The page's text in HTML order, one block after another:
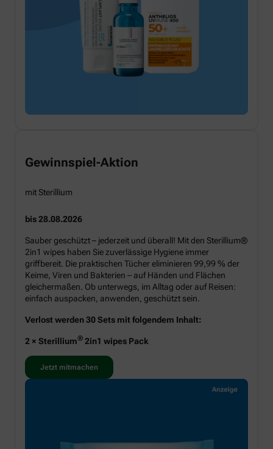
Gewinnspiel-Aktion
mit Sterillium
bis 28.08.2026
Sauber geschützt – jederzeit und überall! Mit den Sterillium®
2in1 wipes haben Sie zuverlässige Hygiene immer
griffbereit. Die praktischen Tücher eliminieren 99,99 % der
Keime, Viren und Bakterien – auf Händen und Flächen
gleichermaßen. Ob unterwegs, im Alltag oder auf Reisen:
einfach auspacken, anwenden, geschützt sein.
Verlost werden 30 Sets mit folgendem Inhalt:
2 × Sterillium® 2in1 wipes Pack
Jetzt mitmachen